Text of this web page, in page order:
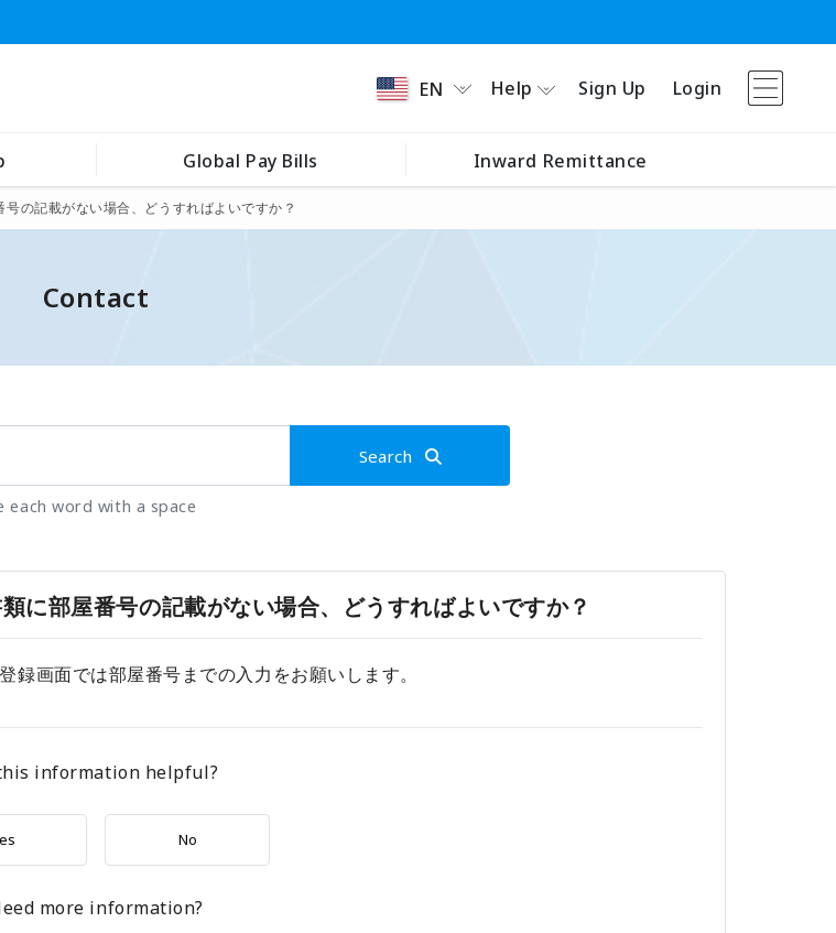
EN Help Sign Up Login
Global Pay Bills Inward Remittance
の記載がない場合、どうすればよいですか？
Contact
Search
word with a space
に部屋番号の記載がない場合、どうすればよいですか？
画面では部屋番号までの入力をお願いします。
information helpful?
No
more information?